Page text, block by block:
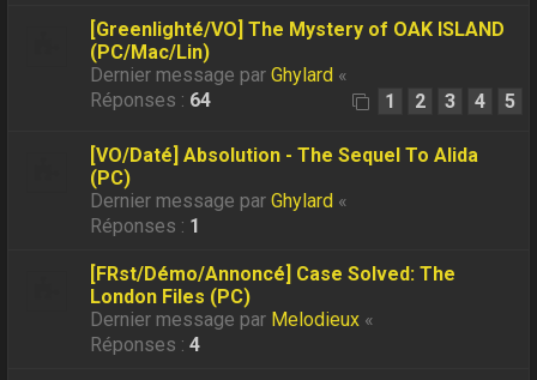
[Greenlighté/VO] The Mystery of OAK ISLAND
(PC/Mac/Lin)
Dernier message parGhylard «
Réponses : 64 1 2 3 4 5
[VO/Daté] Absolution - The Sequel To Alida
(PC)
Dernier message parGhylard «
Réponses : 1
[FRst/Démo/Annoncé] Case Solved: The
London Files (PC)
Dernier message par Melodieux «
Réponses :4